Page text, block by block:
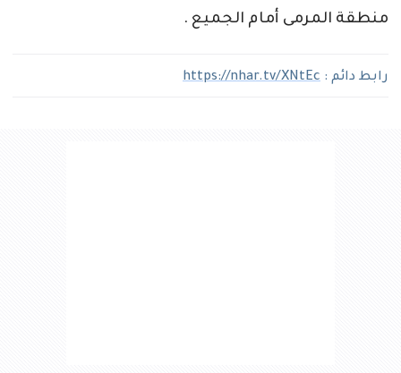
منطقة المرمى أمام الجميع .
رابط دائم : https://nhar.tv/XNtEc